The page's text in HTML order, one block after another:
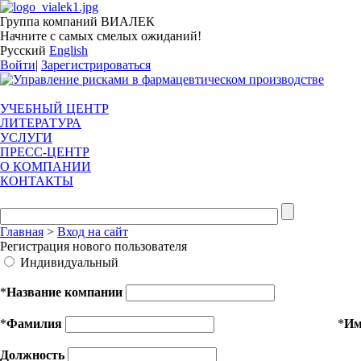
Группа компаний ВИАЛЕК
Начните с самых смелых ожиданий!
Русский English
Войти| Зарегистрироваться
УЧЕБНЫЙ ЦЕНТР
ЛИТЕРАТУРА
УСЛУГИ
ПРЕСС-ЦЕНТР
О КОМПАНИИ
КОНТАКТЫ
Главная > Вход на сайт
Регистрация нового пользователя
Индивидуальный
*Название компании
*Фамилия *
Должность